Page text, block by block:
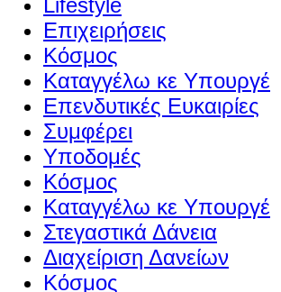
Επιχειρήσεις
Κόσμος
Καταγγέλω κε Υπουργέ
Επενδυτικές Ευκαιρίες
Συμφέρει
Υποδομές
Κόσμος
Καταγγέλω κε Υπουργέ
Στεγαστικά Δάνεια
Διαχείριση Δανείων
Κόσμος